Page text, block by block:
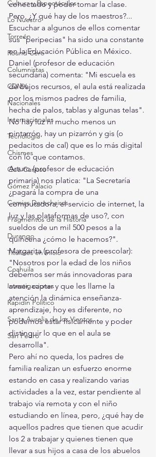
Cultura y Espectáculos
Lo Nuestro
Torreón
Round Cero
Columnistas
CDMX
Nacionales
Internacionales
Tecnología
Chismes
Qué Curioso
Gómez Palacio
Comics Derechairos
Fragmentos de la Historia
Durango
Titulares en Inicio
Coahuila
Investigaciones
Rapidín Político
Santa Aurelia de los Vientos
San Pedro
conectado y poder tomar la clase.
Pero, ¿Y qué hay de los maestros?...
Escuchar a algunos de ellos comentar
sus "peripecias" ha sido una constante
en la Educación Pública en México.
Daniel (profesor de educación
secundaria) comenta: "Mi escuela es
de bajos recursos, el aula está realizada
por los mismos padres de familia,
hecha de palos, tablas y algunas telas".
No hay luz ni mucho menos un
pintarrón, hay un pizarrón y gis (o
pedacitos de cal) que es lo más digital
con lo que contamos.
Arturo (profesor de educación
primaria) nos platica: "La Secretaría
¿pagará la compra de una
computadora, el servicio de internet, la
luz y las plataformas de uso?, con
sueldos de un mil 500 pesos a la
quincena ¿cómo le hacemos?".
Margarita (profesora de preescolar):
"Nosotros por la edad de los niños
debemos ser más innovadoras para
atraer, captar y que les llame la
atención la dinámica enseñanza-
aprendizaje, hoy es diferente, no
podemos estar físicamente y poder
distinguir lo que en el aula se
desarrolla".
Pero ahí no queda, los padres de
familia realizan un esfuerzo enorme
estando en casa y realizando varias
actividades a la vez, estar pendiente al
trabajo vía remota y con el niño
estudiando en línea, pero, ¿qué hay de
aquellos padres que tienen que acudir
los 2 a trabajar y quienes tienen que
llevar a sus hijos a casa de los abuelos